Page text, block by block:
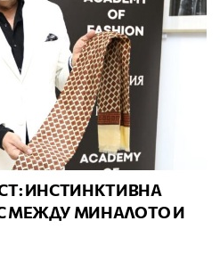
ИНСТИНКТИВНА
МЕЖДУ МИНАЛОТО И